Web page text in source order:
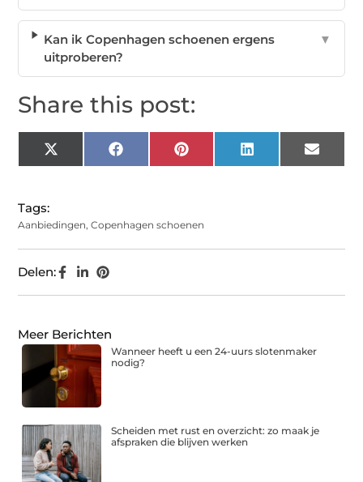
Kan ik Copenhagen schoenen ergens
uitproberen?
▼
Share this post:
X
(Twitter)
Facebook Pinterest LinkedIn Email
Tags:
Aanbiedingen,Copenhagen schoenen
Delen:
Meer Berichten
Wanneer heeft u een 24-uurs slotenmaker
nodig?
Scheiden met rust en overzicht: zo maak je
afspraken die blijven werken